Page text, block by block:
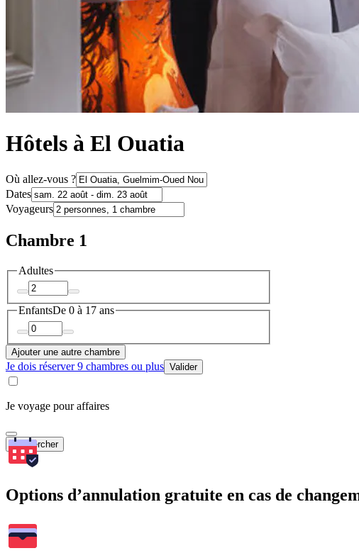
Hôtels à El Ouatia
Où allez-vous ?
Dates
Voyageurs
Chambre 1
Adultes
EnfantsDe 0 à 17 ans
Ajouter une autre chambre
Je dois réserver 9 chambres ou plus Valider
Je voyage pour affaires
Rechercher
Options d’annulation gratuite en cas de